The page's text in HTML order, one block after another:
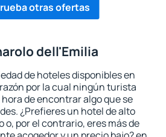
otras ofertas
dell'Emilia
de hoteles disponibles en
por la cual ningún turista
de encontrar algo que se
¿Prefieres un hotel de alto
por el contrario, eres más de